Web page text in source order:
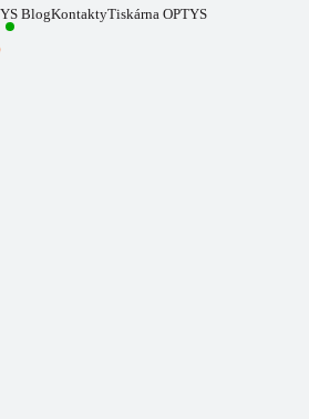
BlogKontaktyTiskárna OPTYS